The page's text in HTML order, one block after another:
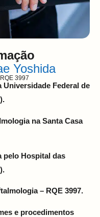
Yoshida
3997
Universidade Federal de
na Santa Casa
pelo Hospital das
– RQE 3997.
e procedimentos